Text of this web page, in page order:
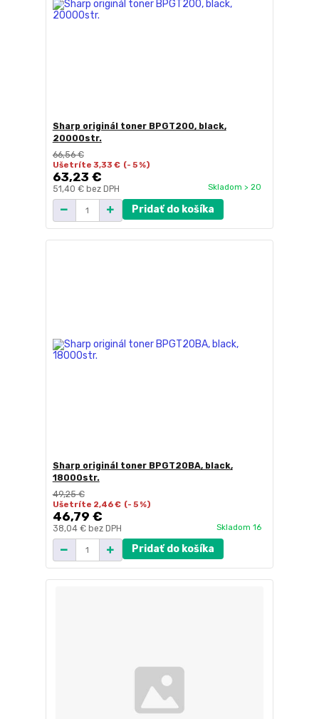
Sharp originál toner BPGT200, black,
20000str.
66,56 €
Ušetríte 3,33 € (- 5 %)
63,23 €
51,40 € bez DPH Skladom > 20
Pridať do košíka
Sharp originál toner BPGT20BA, black,
18000str.
49,25 €
Ušetríte 2,46 € (- 5 %)
46,79 €
38,04 € bez DPH Skladom 16
Pridať do košíka